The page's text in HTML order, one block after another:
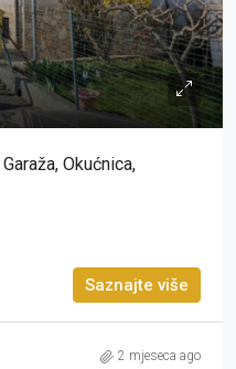
Okućnica,
Saznajte više
2 mjeseca ago